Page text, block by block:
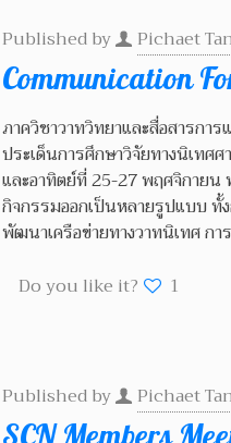
Published by Pichaet
Communication
ภาควิชาวาทวิทยาและสื่อสารก
ประเด็นการศึกษาวิจัยทางนิเท
และอาทิตย์ที่ 25-27 พฤศจิกายน
กิจกรรมออกเป็นหลายรูปแบบ ทั้
พัฒนาเครือข่ายทางวาทนิเทศ ก
Do you like it?
1
Published by Pichaet